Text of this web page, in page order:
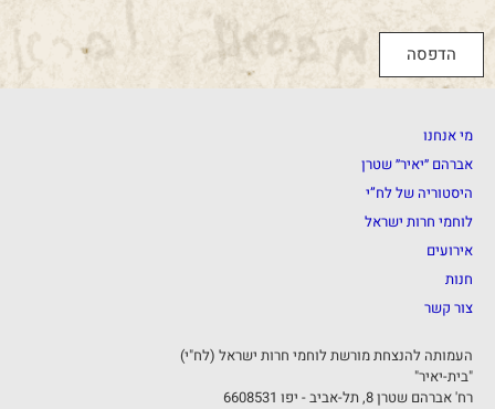
הדפסה
מי אנחנו
אברהם ״יאיר״ שטרן
היסטוריה של לח”י
לוחמי חרות ישראל
אירועים
חנות
צור קשר
העמותה להנצחת מורשת לוחמי חרות ישראל (לח"י)
"בית-יאיר"
רח' אברהם שטרן 8, תל-אביב - יפו 6608531